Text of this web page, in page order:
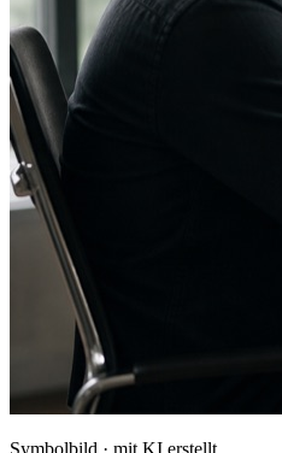
Symbolbild · mit KI erstellt